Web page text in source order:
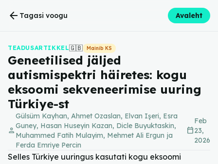
arrow_back Tagasi voogu Avaleht
TEADUSARTIKKEL🇬🇧 Mainib KS
Geneetilised jäljed
autismispektri häiretes: kogu
eksoomi sekveneerimise uuring
Türkiye-st
person
Gülsüm Kayhan, Ahmet Ozaslan, Elvan Işeri, Esra
Guney, Hasan Huseyin Kazan, Dicle Buyuktaskin,
Muhammed Fatih Mulayim, Mehmet Ali Ergun ja
Ferda Emriye Percin
calendar_today
Feb
23,
2026
Selles Türkiye uuringus kasutati kogu eksoomi